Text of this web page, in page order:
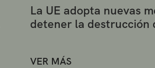
La UE adopta nuevas
detener la destrucción
VER MÁS